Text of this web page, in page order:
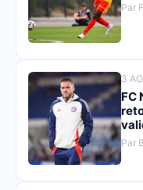
Par
3
FC
Par